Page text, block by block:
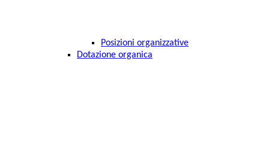
Posizioni organizzative
Dotazione organica